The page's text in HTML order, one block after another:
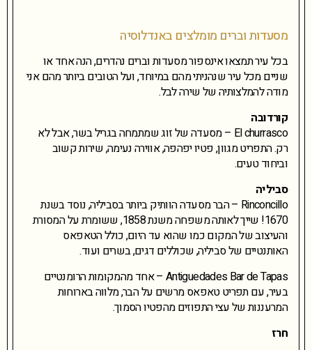
מסעדות וברים מומלצים באנדלוסיה
בכל עיר תמצאו אינספור מסעדות וברים נהדרים, הנה אחד או
שניים מכל עיר שנהניתי מהם במיוחד, ועל הטובים ביותר מהם אני
מודה להמלצותיה של שירה לבל.
קורדובה
El churrasco – מסעדה של זוג שמתמחה בגריל בשר, אבל לא
רק. התפריט מגוון, פטיו יפהפה, אווירה נעימה, שירות קשוב
וביחוד טעים.
סביליה
Rinconcillo – הבר מסעדה הוותיק ביותר בסביליה, נוסד בשנת
1670! שייך לאותה משפחה משנת 1858, ששומרת על המסורת
והעיצוב של המקום כמו שהוא עד היום, כולל הטאפאס
האותנטיים של סביליה, שכוללים דגים, בשרים ועוד.
Antiguedades Bar de Tapas – אחד מהמקומות הרומנטיים
בעיר, עם תפריט טאפאס מרשים על הבר, מלווה בארוחות
המרעננות של עצי התפוזים מהפטיו הסמוך.
חרז